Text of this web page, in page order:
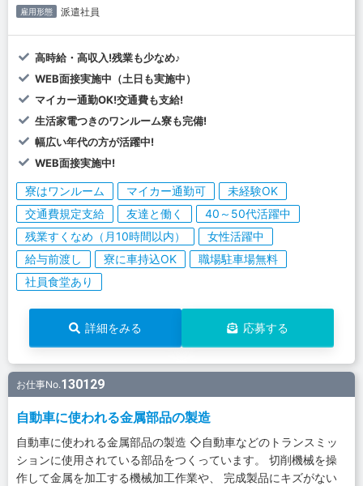
雇用形態 派遣社員
高時給・高収入!残業も少なめ♪
WEB面接実施中（土日も実施中）
マイカー通勤OK!交通費も支給!
生活家電つきのワンルーム寮も完備!
幅広い年代の方が活躍中!
WEB面接実施中!
寮はワンルーム マイカー通勤可
未経験OK
交通費規定支給
友達と働く
40～50代活躍中
残業すくなめ（月10時間以内）
女性活躍中
給与前渡し
寮に車持込OK
職場駐車場無料
社員食堂あり
詳細をみる 応募する
お仕事No.130129
自動車に使われる金属部品の製造
自動車に使われる金属部品の製造 ◇自動車などのトランスミッ
ションに使用されている部品をつくっています。 切削機械を操
作して金属を加工する機械加工作業や、 完成製品にキズがない